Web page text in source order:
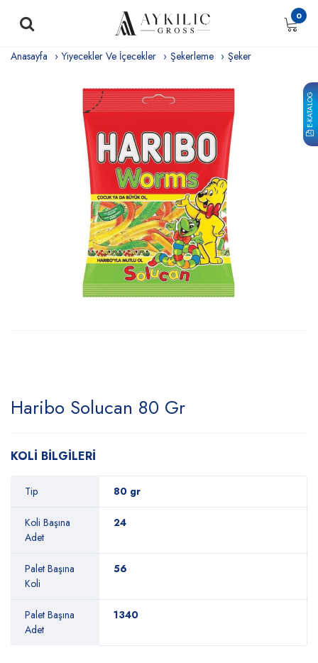
E-KATALOG
0
Anasayfa Yiyecekler Ve İçecekler Şekerleme Şeker
Haribo Solucan 80 Gr
KOLİ BİLGİLERİ
Tip 80 gr
Koli Başına
Adet
24
Palet Başına
Koli
56
Palet Başına
Adet
1340